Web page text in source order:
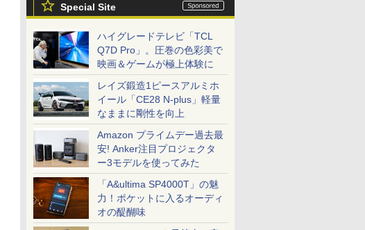
Special Site
ハイグレードテレビ「TCL
Q7D Pro」。圧巻の色彩美で
映画＆ゲームが極上体験に
レイズ鍛造1ピースアルミホ
イール「CE28 N-plus」軽量
なままに剛性を向上
Amazon プライムデー過去最
安! Anker注目プロジェクタ
ー3モデルを使ってみた
「A&ultima SP4000T」の魅
力！ポケットに入るオーディ
オの醍醐味